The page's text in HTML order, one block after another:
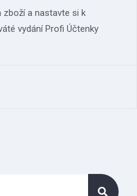
zboží a nastavte si k
vydání Profi Účtenky